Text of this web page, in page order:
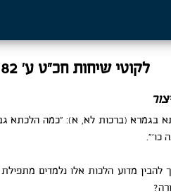
לקוטי שיחות חכ"ט ע' 182 (ר"ה-ו' תשרי)
בגמרא (ברכות לא, א): "כמה הלכתא
כו'".
להבין מדוע הלכות אלו נלמדים